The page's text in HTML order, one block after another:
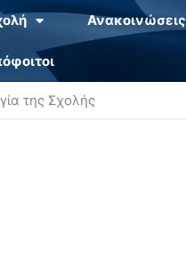
Ανακοινώσεις
της Σχολής